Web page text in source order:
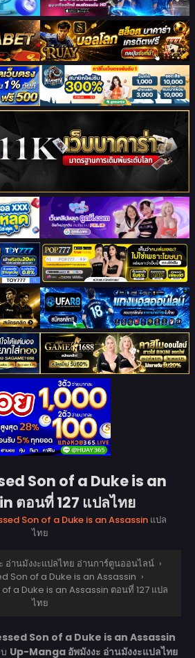
Son of a Duke is an
ตอนที่ 127 แปลไทย
Son of a Duke is an Assassinแปล
ไทย
อ่านมังงะแปลไทย อ่านการ์ตูนออนไลน์ ›
Son of a Duke is an Assassin ›
a Duke is an Assassin ตอนที่ 127 แปล
ไทย
Son of a Duke is an Assassin
Up-Manga อัพมังงะ อ่านมังงะแปลไทย